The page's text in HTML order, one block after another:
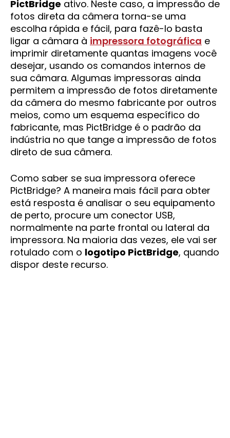
PictBridge ativo. Neste caso, a impressão de
fotos direta da câmera torna-se uma
escolha rápida e fácil, para fazê-lo basta
ligar a câmara à impressora fotográfica e
imprimir diretamente quantas imagens você
desejar, usando os comandos internos de
sua câmara. Algumas impressoras ainda
permitem a impressão de fotos diretamente
da câmera do mesmo fabricante por outros
meios, como um esquema específico do
fabricante, mas PictBridge é o padrão da
indústria no que tange a impressão de fotos
direto de sua câmera.
Como saber se sua impressora oferece
PictBridge? A maneira mais fácil para obter
está resposta é analisar o seu equipamento
de perto, procure um conector USB,
normalmente na parte frontal ou lateral da
impressora. Na maioria das vezes, ele vai ser
rotulado com o logotipo PictBridge, quando
dispor deste recurso.